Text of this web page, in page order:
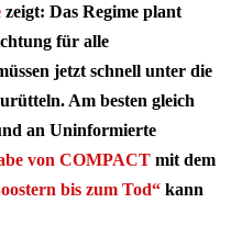
zeigt: Das Regime plant
für alle
jetzt schnell unter die
Am besten gleich
an Uninformierte
von COMPACT mit dem
bis zum Tod“ kann